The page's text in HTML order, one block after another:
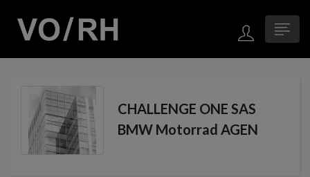
CHALLENGE ONE SAS
BMW Motorrad AGEN